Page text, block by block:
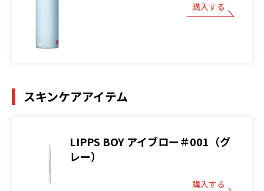
購入する
スキンケアアイテム
LIPPS BOY アイブロー＃001（グ
レー）
購入する